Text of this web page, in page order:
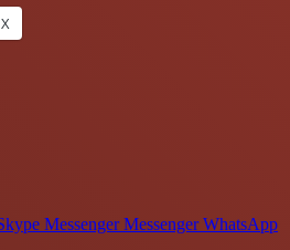
X
Messenger Messenger WhatsApp